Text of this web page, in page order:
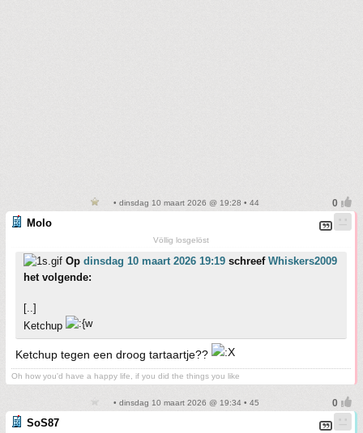
• dinsdag 10 maart 2026 @ 19:28 • 44
Molo
Völlig losgelöst
Op dinsdag 10 maart 2026 19:19 schreef Whiskers2009
het volgende:
[..]
Ketchup
Ketchup tegen een droog tartaartje??
Oh how you'd have a happy life, if you did the things you like
• dinsdag 10 maart 2026 @ 19:34 • 45
SoS87